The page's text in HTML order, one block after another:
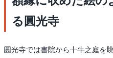
る圓光寺
圓光寺では書院から十牛之庭を